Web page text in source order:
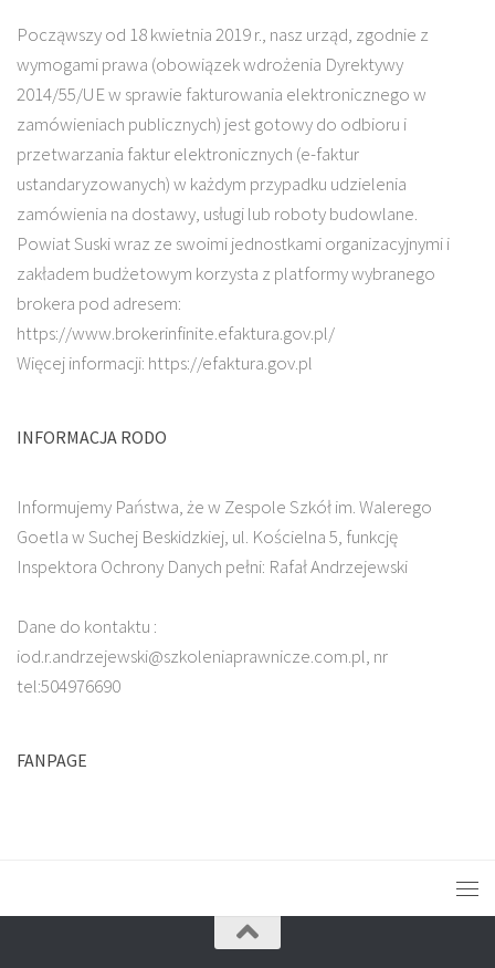
Począwszy od 18 kwietnia 2019 r., nasz urząd, zgodnie z
wymogami prawa (obowiązek wdrożenia Dyrektywy
2014/55/UE w sprawie fakturowania elektronicznego w
zamówieniach publicznych) jest gotowy do odbioru i
przetwarzania faktur elektronicznych (e-faktur
ustandaryzowanych) w każdym przypadku udzielenia
zamówienia na dostawy, usługi lub roboty budowlane.
Powiat Suski wraz ze swoimi jednostkami organizacyjnymi i
zakładem budżetowym korzysta z platformy wybranego
brokera pod adresem:
https://www.brokerinfinite.efaktura.gov.pl/
Więcej informacji: https://efaktura.gov.pl
INFORMACJA RODO
Informujemy Państwa, że w Zespole Szkół im. Walerego
Goetla w Suchej Beskidzkiej, ul. Kościelna 5, funkcję
Inspektora Ochrony Danych pełni: Rafał Andrzejewski
Dane do kontaktu :
iod.r.andrzejewski@szkoleniaprawnicze.com.pl, nr
tel:504976690
FANPAGE